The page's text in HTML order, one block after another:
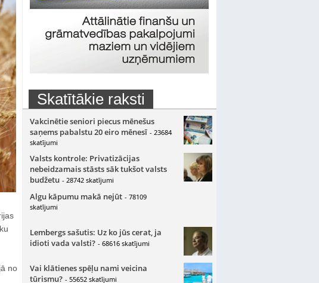
no
Skatītākie raksti
Vakcinētie seniori piecus mēnešus
saņems pabalstu 20 eiro mēnesī - 23684
skatījumi
Valsts kontrole: Privatizācijas
nebeidzamais stāsts sāk tukšot valsts
budžetu - 28742 skatījumi
Algu kāpumu makā nejūt - 78109
skatījumi
Lembergs sašutis: Uz ko jūs cerat, ja
idioti vada valsti? - 68616 skatījumi
Vai klātienes spēļu nami veicina
tūrismu? - 55652 skatījumi